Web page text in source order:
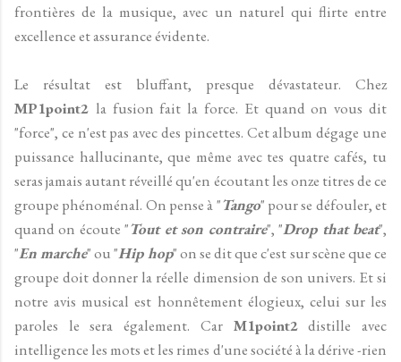
frontières de la musique, avec un naturel qui flirte entre
excellence et assurance évidente.
Le résultat est bluffant, presque dévastateur. Chez
MP1point2 la fusion fait la force. Et quand on vous dit
"force", ce n'est pas avec des pincettes. Cet album dégage une
puissance hallucinante, que même avec tes quatre cafés, tu
seras jamais autant réveillé qu'en écoutant les onze titres de ce
groupe phénoménal. On pense à "Tango" pour se défouler, et
quand on écoute "Tout et son contraire", "Drop that beat",
"En marche" ou "Hip hop" on se dit que c'est sur scène que ce
groupe doit donner la réelle dimension de son univers. Et si
notre avis musical est honnêtement élogieux, celui sur les
paroles le sera également. Car M1point2distille avec
intelligence les mots et les rimes d'une société à la dérive -rien